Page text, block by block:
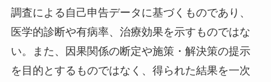
調査による自己申告データに基づくものであり、
医学的診断や有病率、治療効果を示すものではな
い。また、因果関係の断定や施策・解決策の提示
を目的とするものではなく、得られた結果を一次